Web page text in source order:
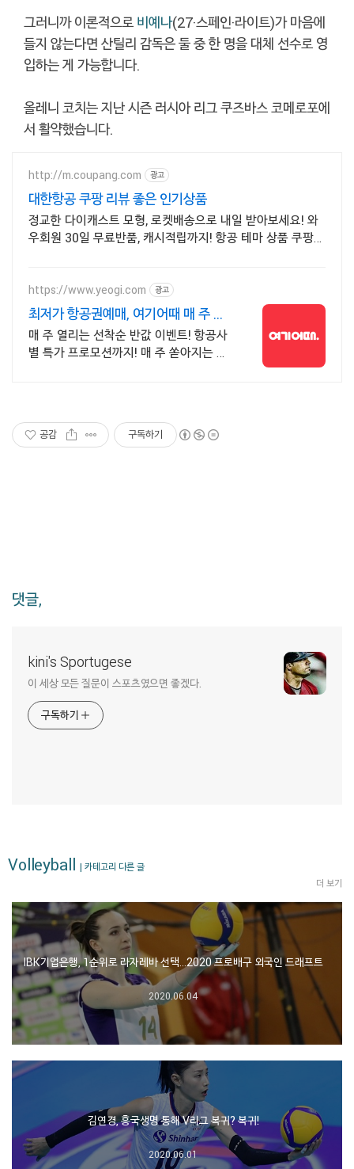
그러니까 이론적으로 비예나(27·스페인·라이트)가 마음에
들지 않는다면 산틸리 감독은 둘 중 한 명을 대체 선수로 영
입하는 게 가능합니다.
올레니 코치는 지난 시즌 러시아 리그 쿠즈바스 코메로포에
서 활약했습니다.
http://m.coupang.com 광고
대한항공 쿠팡 리뷰 좋은 인기상품
정교한 다이캐스트 모형, 로켓배송으로 내일 받아보세요! 와
우회원 30일 무료반품, 캐시적립까지! 항공 테마 상품 쿠팡에
https://www.yeogi.com 광고
최저가 항공권예매, 여기어때 매 주 선
착순 항공권 반값!
매 주 열리는 선착순 반값 이벤트! 항공사
별 특가 프로모션까지! 매 주 쏟아지는 다
공감 구독하기
댓글,
kini's Sportugese
이 세상 모든 질문이 스포츠였으면 좋겠다.
구독하기
Volleyball | 카테고리 다른 글
더 보기
IBK기업은행, 1순위로 라자레바 선택…2020 프로배구 외국인 드래프트
2020.06.04
김연경, 흥국생명 통해 V리그 복귀? 복귀!
2020.06.01